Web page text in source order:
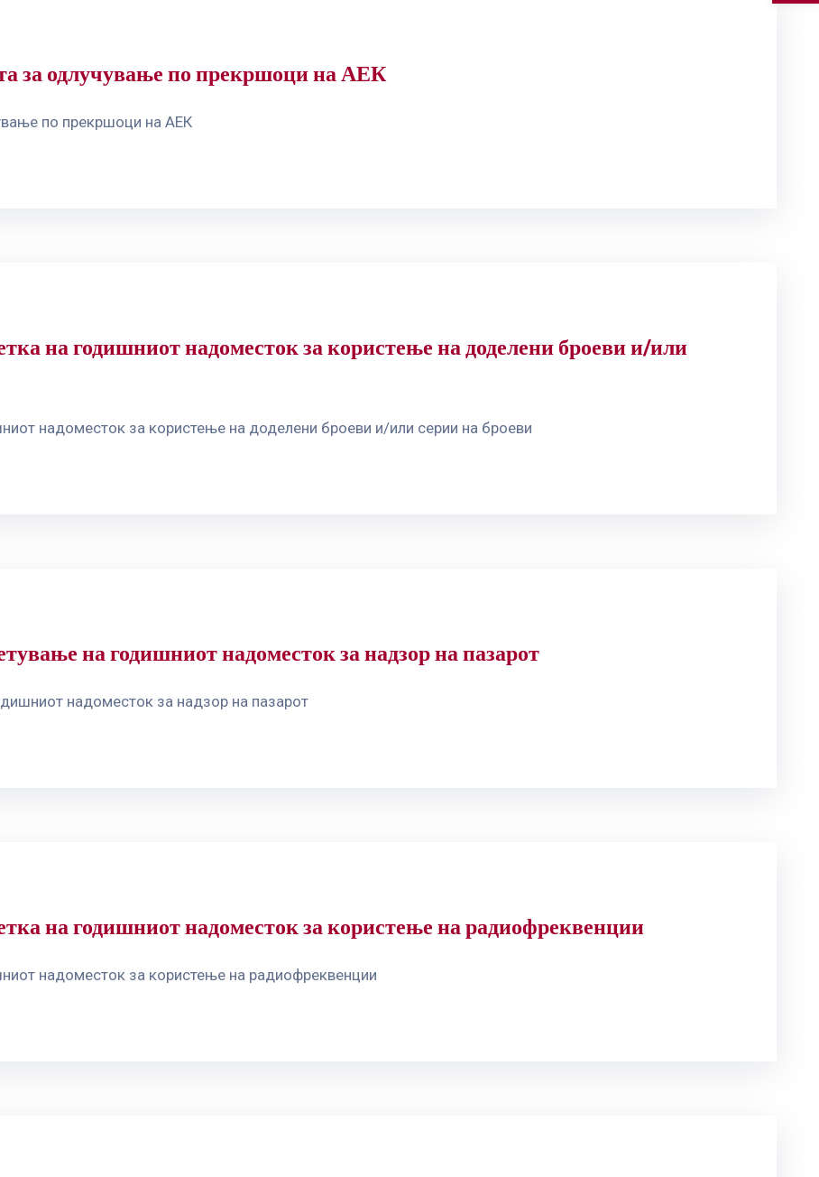
за одлучување по прекршоци на АЕК
по прекршоци на АЕК
на годишниот надоместок за користење на доделени броеви и/или
надоместок за користење на доделени броеви и/или серии на броеви
на годишниот надоместок за надзор на пазарот
надоместок за надзор на пазарот
на годишниот надоместок за користење на радиофреквенции
надоместок за користење на радиофреквенции